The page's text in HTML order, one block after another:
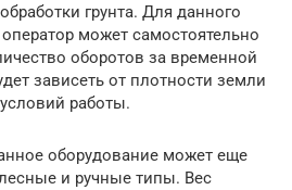
грунта. Для данного
может самостоятельно
оборотов за временной
зависеть от плотности земли
работы.
оборудование может еще
и ручные типы. Вес